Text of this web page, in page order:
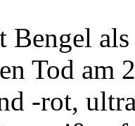
Bengel
Tod am
-rot,